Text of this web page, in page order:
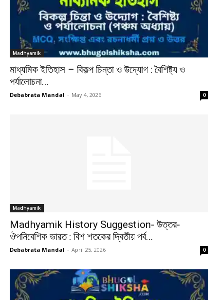
Madhyamik
মাধ্যমিক ইতিহাস – বিকল্প চিন্তা ও উদ্যোগ : বৈশিষ্ট্য ও
পর্যালোচনা...
Debabrata Mandal - May 4, 2026 0
Madhyamik
Madhyamik History Suggestion- উত্তর-
ঔপনিবেশিক ভারত : বিশ শতকের দ্বিতীয় পর্ব...
Debabrata Mandal - April 25, 2026 0